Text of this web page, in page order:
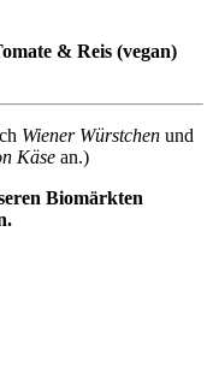
& Reis (vegan)
Wiener Würstchen und
Käse an.)
Biomärkten